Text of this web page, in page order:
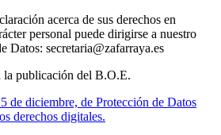
acerca de sus derechos en
personal puede dirigirse a nuestro
Datos: secretaria@zafarraya.es
la publicación del B.O.E.
de diciembre, de Protección de Datos
derechos digitales.